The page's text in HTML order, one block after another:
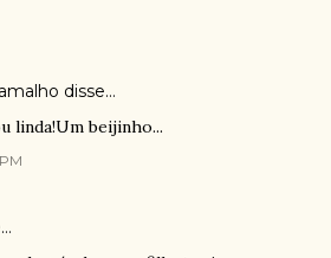
disse…
linda!Um beijinho...